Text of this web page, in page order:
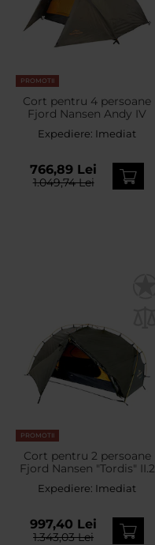
PROMOTII
Cort pentru 4 persoane
Fjord Nansen Andy IV
Expediere: Imediat
766,89 Lei
1.049,74 Lei
PROMOTII
Cort pentru 2 persoane
Fjord Nansen "Tordis" II.2
Expediere: Imediat
997,40 Lei
1.343,03 Lei